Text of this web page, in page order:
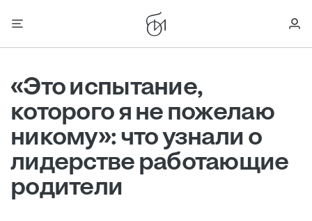
«Это испытание,
которого я не пожелаю
никому»: что узнали о
лидерстве работающие
родители